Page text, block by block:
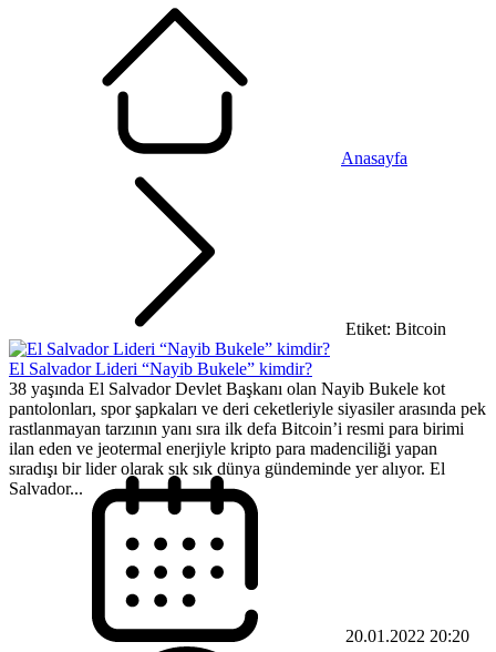
Anasayfa
Etiket: Bitcoin
El Salvador Lideri “Nayib Bukele” kimdir?
38 yaşında El Salvador Devlet Başkanı olan Nayib Bukele kot
pantolonları, spor şapkaları ve deri ceketleriyle siyasiler arasında pek
rastlanmayan tarzının yanı sıra ilk defa Bitcoin’i resmi para birimi
ilan eden ve jeotermal enerjiyle kripto para madenciliği yapan
sıradışı bir lider olarak sık sık dünya gündeminde yer alıyor. El
Salvador...
20.01.2022 20:20